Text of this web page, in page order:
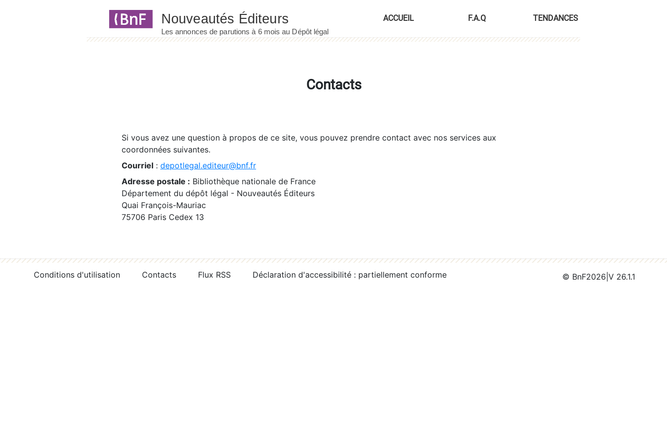
ACCUEIL F.A.Q TENDANCES
Contacts
Si vous avez une question à propos de ce site, vous pouvez prendre contact avec nos services aux
coordonnées suivantes.
Courriel : depotlegal.editeur@bnf.fr
Adresse postale : Bibliothèque nationale de France
Département du dépôt légal - Nouveautés Éditeurs
Quai François-Mauriac
75706 Paris Cedex 13
Conditions d'utilisation Contacts Flux RSS Déclaration d'accessibilité : partiellement conforme © BnF2026 V 26.1.1